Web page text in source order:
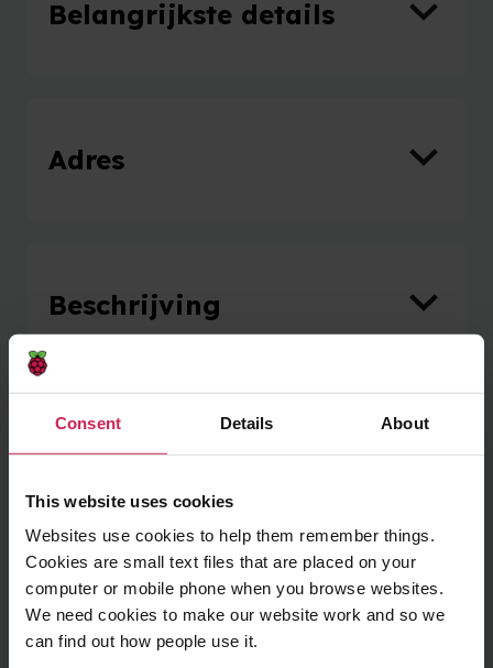
Consent Details About
This website uses cookies
Websites use cookies to help them remember things.
Cookies are small text files that are placed on your
computer or mobile phone when you browse websites.
We need cookies to make our website work and so we
can find out how people use it.
Belangrijkste details
Adres
Beschrijving
Geplande evenementen
Geen geplande evenementen
Deze club kan hun evenementen op een